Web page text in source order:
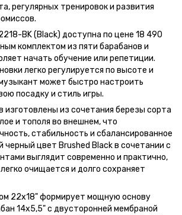
регулярных тренировок и развития
BK (Black) доступна по цене 18 490
комплектом из пяти барабанов и
начать обучение или репетиции.
легко регулируется по высоте и
может быстро настроить
посадку и стиль игры.
изготовлены из сочетания березы сорта
и тополя во внешнем, что
стабильность и сбалансированное
черный цвет Brushed Black в сочетании с
выглядит современно и практично,
очищается и долго сохраняет
22x18" формирует мощную основу
14x5,5" с двусторонней мембраной